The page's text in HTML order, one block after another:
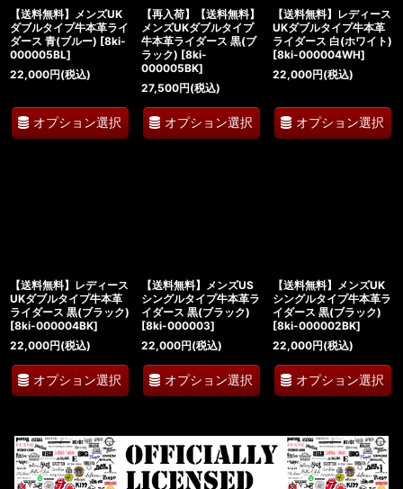
【送料無料】メンズUK
ダブルタイプ牛本革ライ
ダース 青(ブルー) [8ki-
000005BL]
22,000円(税込)
オプション選択
【再入荷】【送料無料】
メンズUKダブルタイプ
牛本革ライダース 黒(ブ
ラック) [8ki-
000005BK]
27,500円(税込)
オプション選択
【送料無料】レディース
UKダブルタイプ牛本革
ライダース 白(ホワイト)
[8ki-000004WH]
22,000円(税込)
オプション選択
【送料無料】レディース
UKダブルタイプ牛本革
ライダース 黒(ブラック)
[8ki-000004BK]
22,000円(税込)
オプション選択
【送料無料】メンズUS
シングルタイプ牛本革ラ
イダース 黒(ブラック)
[8ki-000003]
22,000円(税込)
オプション選択
【送料無料】メンズUK
シングルタイプ牛本革ラ
イダース 黒(ブラック)
[8ki-000002BK]
22,000円(税込)
オプション選択